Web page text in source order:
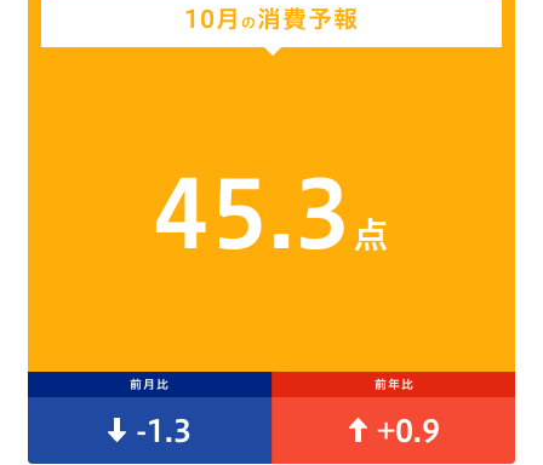
10月の消費予報
45.3 点
前月比 前年比
-1.3 +0.9